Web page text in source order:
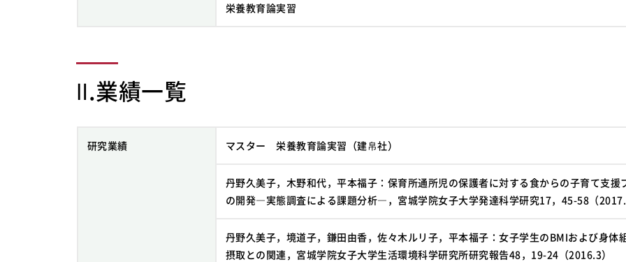
栄養教育論実習
Ⅱ.業績一覧
研究業績 マスター 栄養教育論実習（建帛社）
丹野久美子，木野和代，平本福子：保育所通所児の保護者に対する食からの子育て支援
の開発―実態調査による課題分析―，宮城学院女子大学発達科学研究17，45-58（
丹野久美子，境道子，鎌田由香，佐々木ルリ子，平本福子：女子学生のBMIおよび身体
摂取との関連，宮城学院女子大学生活環境科学研究所研究報告48，19-24（2016.3）